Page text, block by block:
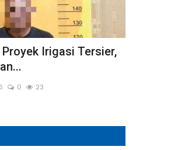
Irigasi Tersier,
0 23